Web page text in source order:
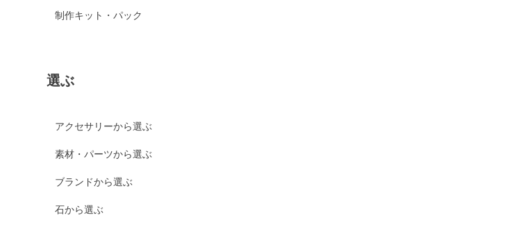
制作キット・パック
選ぶ
アクセサリーから選ぶ
素材・パーツから選ぶ
ブランドから選ぶ
石から選ぶ